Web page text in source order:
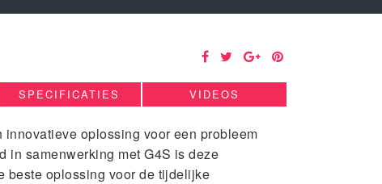
SPECIFICATIES VIDEOS
innovatieve oplossing voor een probleem
in samenwerking met G4S is deze
beste oplossing voor de tijdelijke